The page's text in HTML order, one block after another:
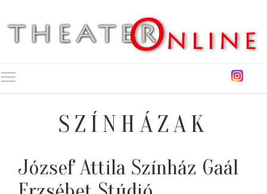
SZÍNHÁZAK
József Attila Színház Gaál